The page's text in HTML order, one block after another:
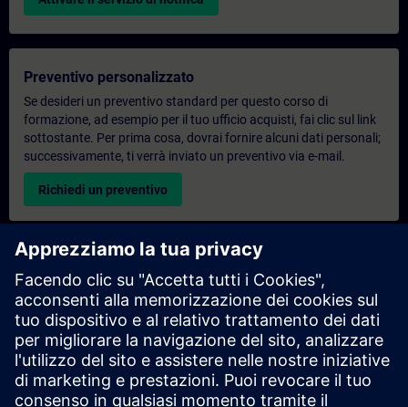
Preventivo personalizzato
Se desideri un preventivo standard per questo corso di
formazione, ad esempio per il tuo ufficio acquisti, fai clic sul link
sottostante. Per prima cosa, dovrai fornire alcuni dati personali;
successivamente, ti verrà inviato un preventivo via e-mail.
Richiedi un preventivo
Richiesta di informazioni su corsi di formazione
esclusivi
Compila il modulo di richiesta sottostante se hai bisogno di un
preventivo per un corso di formazione esclusivo in sede,
virtualmente o presso il nostro centro di formazione SITRAIN.
Questo tipo di richiesta è adatto a gruppi più numerosi (da 6
persone in su). Dopo aver fornito i tuoi dati di contatto e le tue